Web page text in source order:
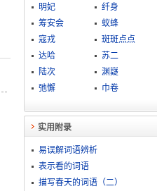
明妃
纤身
筹安会
蚁蜂
寇戎
斑斑点点
达哈
苏二
陆次
渊嶷
弛懈
巾卷
实用附录
易误解词语辨析
表示看的词语
描写春天的词语（二）